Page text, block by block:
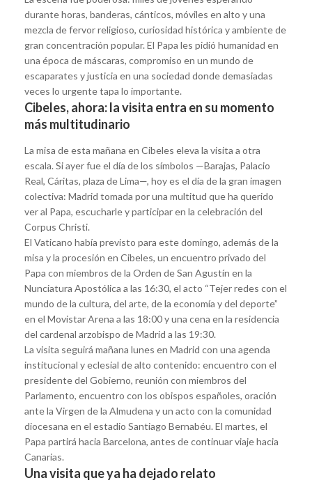
durante horas, banderas, cánticos, móviles en alto y una
mezcla de fervor religioso, curiosidad histórica y ambiente de
gran concentración popular. El Papa les pidió humanidad en
una época de máscaras, compromiso en un mundo de
escaparates y justicia en una sociedad donde demasiadas
veces lo urgente tapa lo importante.
Cibeles, ahora: la visita entra en su momento
más multitudinario
La misa de esta mañana en Cibeles eleva la visita a otra
escala. Si ayer fue el día de los símbolos —Barajas, Palacio
Real, Cáritas, plaza de Lima—, hoy es el día de la gran imagen
colectiva: Madrid tomada por una multitud que ha querido
ver al Papa, escucharle y participar en la celebración del
Corpus Christi.
El Vaticano había previsto para este domingo, además de la
misa y la procesión en Cibeles, un encuentro privado del
Papa con miembros de la Orden de San Agustín en la
Nunciatura Apostólica a las 16:30, el acto “Tejer redes con el
mundo de la cultura, del arte, de la economía y del deporte”
en el Movistar Arena a las 18:00 y una cena en la residencia
del cardenal arzobispo de Madrid a las 19:30.
La visita seguirá mañana lunes en Madrid con una agenda
institucional y eclesial de alto contenido: encuentro con el
presidente del Gobierno, reunión con miembros del
Parlamento, encuentro con los obispos españoles, oración
ante la Virgen de la Almudena y un acto con la comunidad
diocesana en el estadio Santiago Bernabéu. El martes, el
Papa partirá hacia Barcelona, antes de continuar viaje hacia
Canarias.
Una visita que ya ha dejado relato